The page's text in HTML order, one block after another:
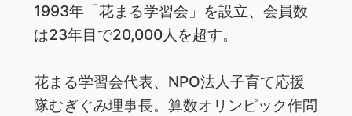
1993年「花まる学習会」を設立、会員数
は23年目で20,000人を超す。
花まる学習会代表、NPO法人子育て応援
隊むぎぐみ理事長。算数オリンピック作問